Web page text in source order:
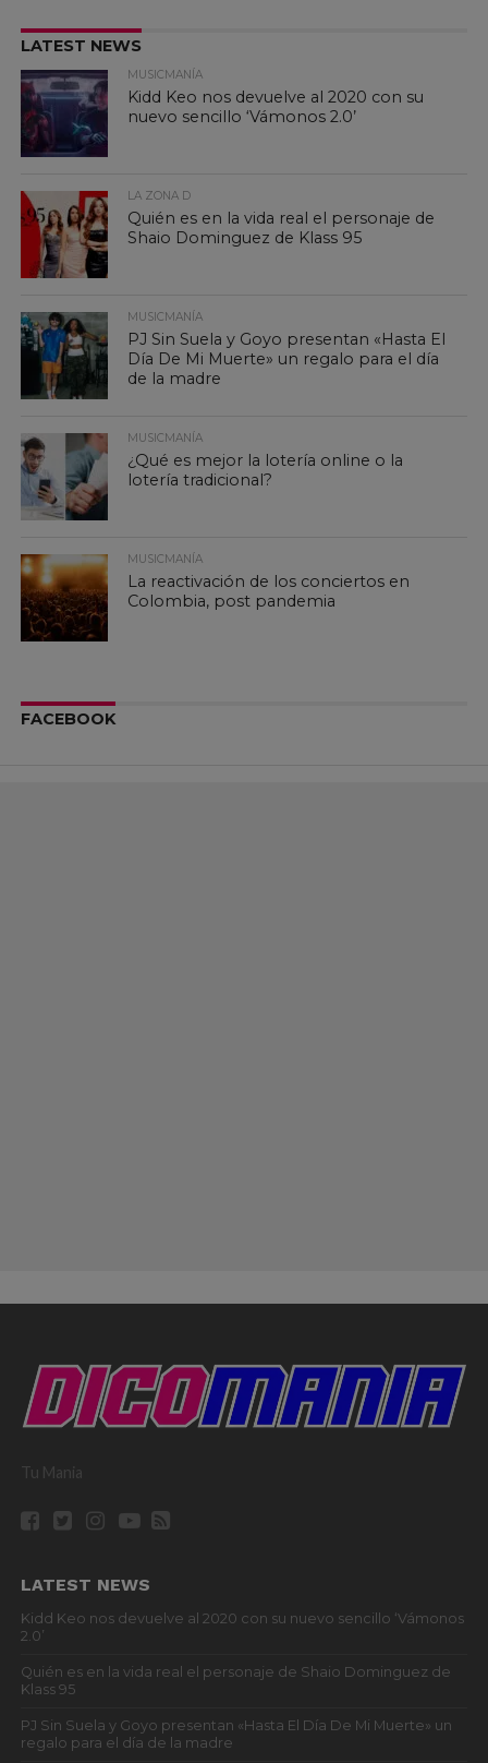
LATEST NEWS
MUSICMANÍA
Kidd Keo nos devuelve al 2020 con su
nuevo sencillo ‘Vámonos 2.0’
LA ZONA D
Quién es en la vida real el personaje de
Shaio Dominguez de Klass 95
MUSICMANÍA
PJ Sin Suela y Goyo presentan «Hasta El
Día De Mi Muerte» un regalo para el día
de la madre
MUSICMANÍA
¿Qué es mejor la lotería online o la
lotería tradicional?
MUSICMANÍA
La reactivación de los conciertos en
Colombia, post pandemia
FACEBOOK
Tu Mania
LATEST NEWS
Kidd Keo nos devuelve al 2020 con su nuevo sencillo ‘Vámonos
2.0’
Quién es en la vida real el personaje de Shaio Dominguez de
Klass 95
PJ Sin Suela y Goyo presentan «Hasta El Día De Mi Muerte» un
regalo para el día de la madre